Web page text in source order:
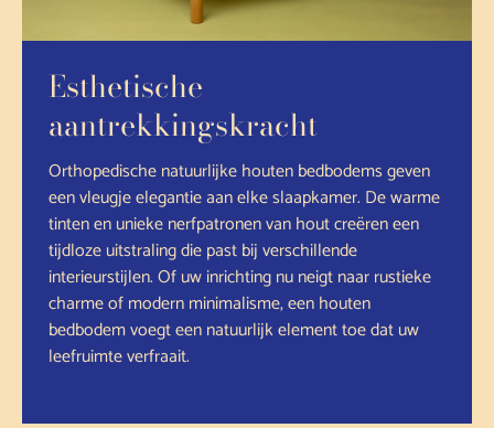
Esthetische
aantrekkingskracht
Orthopedische natuurlijke houten bedbodems geven
een vleugje elegantie aan elke slaapkamer. De warme
tinten en unieke nerfpatronen van hout creëren een
tijdloze uitstraling die past bij verschillende
interieurstijlen. Of uw inrichting nu neigt naar rustieke
charme of modern minimalisme, een houten
bedbodem voegt een natuurlijk element toe dat uw
leefruimte verfraait.